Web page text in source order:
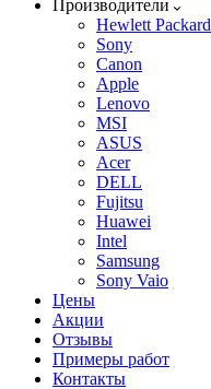
Производители
Hewlett Packard
Sony
Canon
Apple
Lenovo
MSI
ASUS
Acer
DELL
Fujitsu
Huawei
Intel
Samsung
Sony Vaio
Цены
Акции
Отзывы
Примеры работ
Контакты